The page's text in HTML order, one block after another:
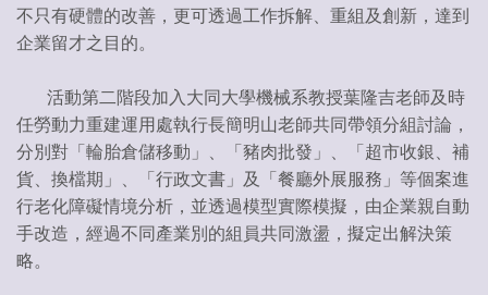
不只有硬體的改善，更可透過工作拆解、重組及創新，達到
企業留才之目的。
活動第二階段加入大同大學機械系教授葉隆吉老師及時
任勞動力重建運用處執行長簡明山老師共同帶領分組討論，
分別對「輪胎倉儲移動」、「豬肉批發」、「超市收銀、補
貨、換檔期」、「行政文書」及「餐廳外展服務」等個案進
行老化障礙情境分析，並透過模型實際模擬，由企業親自動
手改造，經過不同產業別的組員共同激盪，擬定出解決策
略。